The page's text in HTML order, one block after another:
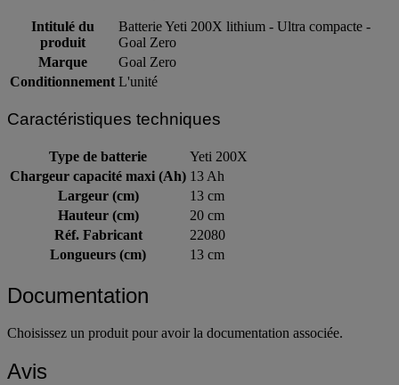
Intitulé du
produit
Batterie Yeti 200X lithium - Ultra compacte -
Goal Zero
Marque
Goal Zero
Conditionnement L'unité
Caractéristiques techniques
Type de batterie
Yeti 200X
Chargeur capacité maxi (Ah) 13 Ah
Largeur (cm)
13 cm
Hauteur (cm)
20 cm
Réf. Fabricant
22080
Longueurs (cm)
13 cm
Documentation
Choisissez un produit pour avoir la documentation associée.
Avis